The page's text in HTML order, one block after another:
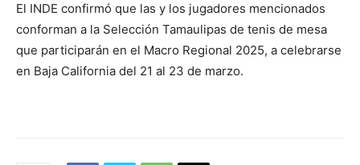
El INDE confirmó que las y los jugadores mencionados
conforman a la Selección Tamaulipas de tenis de mesa
que participarán en el Macro Regional 2025, a celebrarse
en Baja California del 21 al 23 de marzo.